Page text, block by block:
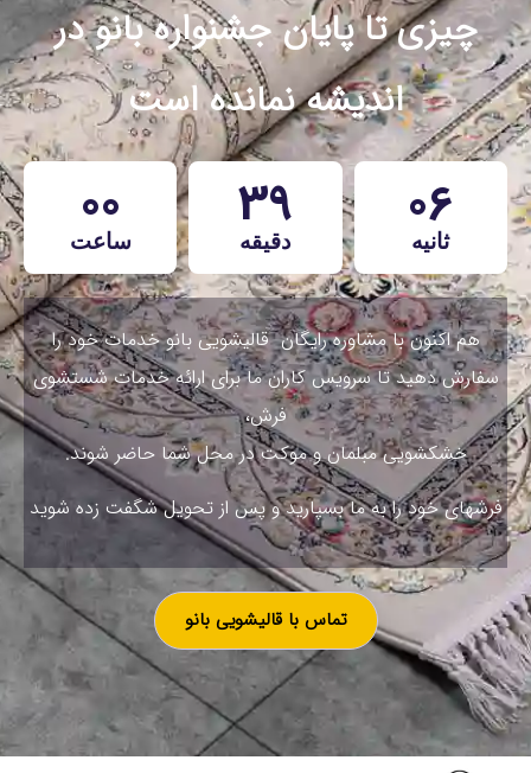
چیزی تا پایان جشنواره بانو در
اندیشه نمانده است
00
ساعت 39
دقیقه 04
ثانیه
هم اکنون با مشاوره رایگان قالیشویی بانو خدمات خود را
سفارش دهید تا سرویس کاران ما برای ارائه خدمات شستشوی
فرش،
خشکشویی مبلمان و موکت در محل شما حاضر شوند.
فرشهای خود را به ما بسپارید و پس از تحویل شگفت زده شوید
تماس با قالیشویی بانو